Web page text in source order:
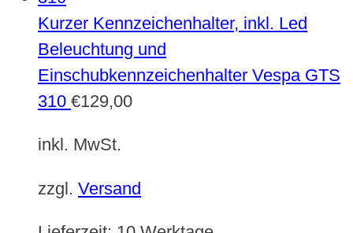
Kurzer Kennzeichenhalter, inkl. Led
Beleuchtung und
Einschubkennzeichenhalter Vespa GTS
310 €129,00
inkl. MwSt.
zzgl. Versand